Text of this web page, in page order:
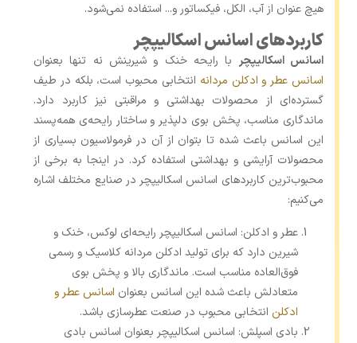
هیچ عنوان از آب، الکل، فیکساتور و... استفاده نمی‌شود.
کاربردهای اسانس اسکالیپچر
اسانس اسکالیپچربا رایحه خنک و شیرینش نه تنها بعنوان
اسانس عطر و ادکلن مردانه انتخابی محبوب است، بلکه در طیف
گسترده‌ای از محصولات بهداشتی و مراقبتی نیز کاربرد دارد.
ماندگاری مناسب، پخش بوی دلپذیر و ساختار رایحه‌ی همه‌پسند
این اسانس باعث شده تا بتوان از آن در فرمولاسیون بسیاری از
محصولات آرایشی و بهداشتی استفاده کرد. در اینجا به برخی از
محبوب‌ترین کاربردهای اسانس اسکالیپچر در صنایع مختلف اشاره
می‌کنیم:
عطر و ادکلن: اسانس اسکالیپچر رایحه‌ای لوکس، خنک و
شیرین دارد که برای تولید ادکلن مردانه کلاسیک و رسمی
فوق‌العاده مناسب است. ماندگاری بالا و پخش بوی
متعادلش باعث شده این اسانس بعنوان اسانس عطر و
ادکلن انتخابی محبوب در صنعت عطرسازی باشد.
بادی اسپلش: اسانس اسکالیپچر بعنوان اسانس بادی